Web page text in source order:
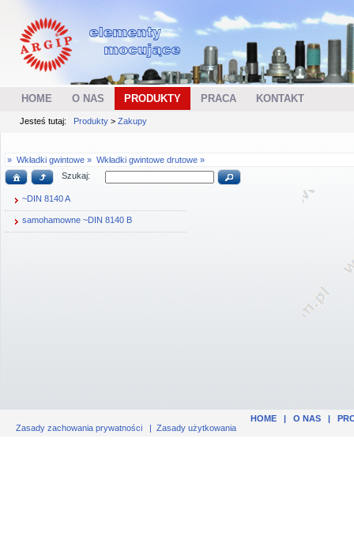
HOME O NAS PRODUKTY PRACA KONTAKT
Jesteś tutaj: Produkty > Zakupy
» Wkładki gwintowe » Wkładki gwintowe drutowe »
Szukaj:
~DIN 8140 A
samohamowne ~DIN 8140 B
HOME| O NAS|
Zasady zachowania prywatności | Zasady użytkowania